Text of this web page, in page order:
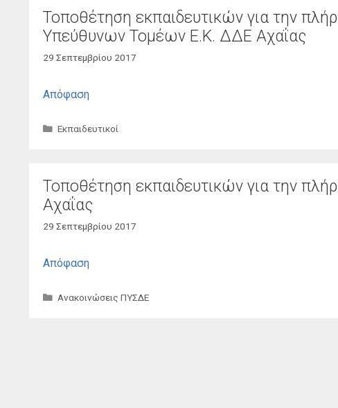
Τοποθέτηση εκπαιδευτικών για την
Υπεύθυνων Τομέων Ε.Κ. ΔΔΕ Αχαΐας
29 Σεπτεμβρίου 2017
Απόφαση
Κατηγορίες
Εκπαιδευτικοί
Τοποθέτηση εκπαιδευτικών για την
Αχαΐας
29 Σεπτεμβρίου 2017
Απόφαση
Κατηγορίες
Ανακοινώσεις ΠΥΣΔΕ